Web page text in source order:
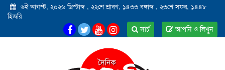
৬ই আগস্ট, ২০২৬ খ্রিস্টাব্দ , ২২শে শ্রাবণ, ১৪৩৩ বঙ্গাব্দ , ২৩শে সফর, ১৪৪৮
হিজরি
আপনি ও লিখুন
সার্চ